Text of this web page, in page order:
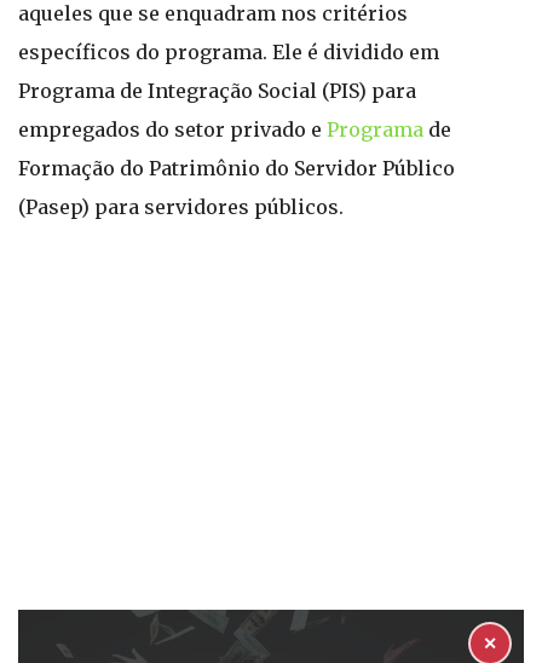
aqueles que se enquadram nos critérios
específicos do programa. Ele é dividido em
Programa de Integração Social (PIS) para
empregados do setor privado e Programa de
Formação do Patrimônio do Servidor Público
(Pasep) para servidores públicos.
✕